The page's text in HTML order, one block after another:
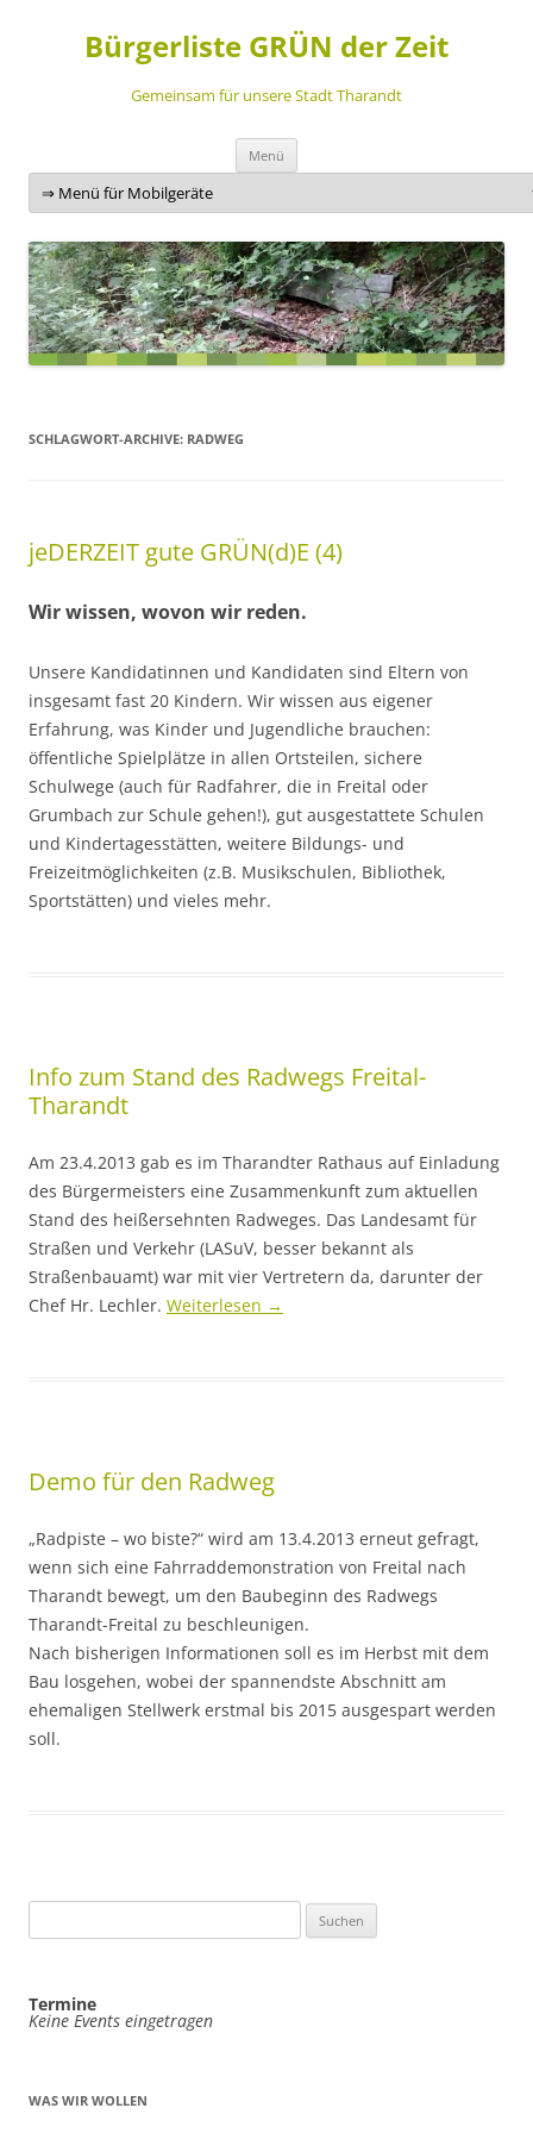
Bürgerliste GRÜN der Zeit
Gemeinsam für unsere Stadt Tharandt
Menü
springen
SCHLAGWORT-ARCHIVE: RADWEG
jeDERZEIT gute GRÜN(d)E (4)
Wir wissen, wovon wir reden.
Unsere Kandidatinnen und Kandidaten sind Eltern von
insgesamt fast 20 Kindern. Wir wissen aus eigener
Erfahrung, was Kinder und Jugendliche brauchen:
öffentliche Spielplätze in allen Ortsteilen, sichere
Schulwege (auch für Radfahrer, die in Freital oder
Grumbach zur Schule gehen!), gut ausgestattete Schulen
und Kindertagesstätten, weitere Bildungs- und
Freizeitmöglichkeiten (z.B. Musikschulen, Bibliothek,
Sportstätten) und vieles mehr.
Info zum Stand des Radwegs Freital-
Tharandt
Am 23.4.2013 gab es im Tharandter Rathaus auf Einladung
des Bürgermeisters eine Zusammenkunft zum aktuellen
Stand des heißersehnten Radweges. Das Landesamt für
Straßen und Verkehr (LASuV, besser bekannt als
Straßenbauamt) war mit vier Vertretern da, darunter der
Chef Hr. Lechler. Weiterlesen →
Demo für den Radweg
„Radpiste – wo biste?“ wird am 13.4.2013 erneut gefragt,
wenn sich eine Fahrraddemonstration von Freital nach
Tharandt bewegt, um den Baubeginn des Radwegs
Tharandt-Freital zu beschleunigen.
Nach bisherigen Informationen soll es im Herbst mit dem
Bau losgehen, wobei der spannendste Abschnitt am
ehemaligen Stellwerk erstmal bis 2015 ausgespart werden
soll.
nach:
Termine
Keine Events eingetragen
WAS WIR WOLLEN